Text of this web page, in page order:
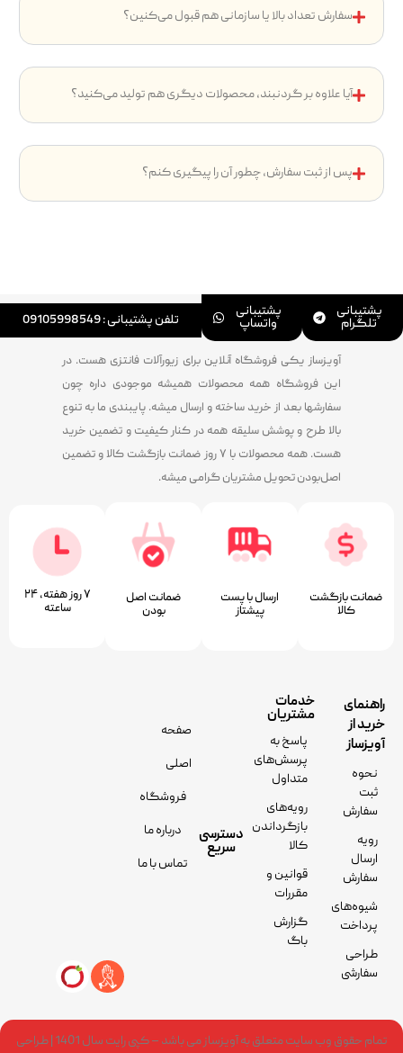
سفارش تعداد بالا یا سازمانی هم قبول می‌کنین؟
آیا علاوه بر گردنبند، محصولات دیگری هم تولید می‌کنید؟
پس از ثبت سفارش، چطور آن را پیگیری کنم؟
پشتیبانی
تلگرام
پشتیبانی
واتساپ تلفن پشتیبانی : 09105998549
آویزساز یکی فروشگاه آنلاین برای زیورآلات فانتزی هست. در
این فروشگاه همه محصولات همیشه موجودی داره چون
سفارشها بعد از خرید ساخته و ارسال میشه. پایبندی ما به تنوع
بالا طرح و پوشش سلیقه همه در کنار کیفیت و تضمین خرید
هست. همه محصولات با ۷ روز ضمانت بازگشت کالا و تضمین
اصل‌بودن تحویل مشتریان گرامی میشه.
ضمانت بازگشت
کالا
ارسال با پست
پیشتاز
ﺿﻤﺎﻧﺖ اﺻﻞ
ﺑﻮدن
۷ روز ﻫﻔﺘﻪ، ۲۴
ﺳﺎﻋﺘﻪ
راهنمای
خرید از
آویزساز
نحوه
ثبت
سفارش
رویه
ارسال
سفارش
شیوه‌های
پرداخت
طراحی
سفارشی
خدمات
مشتریان
پاسخ به
پرسش‌های
متداول
رویه‌های
بازگرداندن
کالا
قوانین و
مقررات
گزارش
باگ
دسترسی
سریع
صفحه
اصلی
فروشگاه
درباره ما
تماس با ما
تمام حقوق وب سایت متعلق به آویزساز می باشد – کپی رایت سال 1401 | طراحی